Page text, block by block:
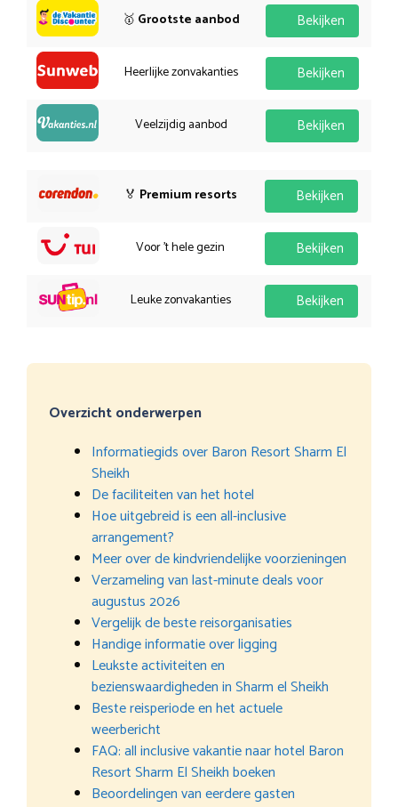
🥇 Grootste aanbod Bekijken
Heerlijke zonvakanties Bekijken
Veelzijdig aanbod Bekijken
🏅 Premium resorts Bekijken
Voor 't hele gezin Bekijken
Leuke zonvakanties Bekijken
Overzicht onderwerpen
Informatiegids over Baron Resort Sharm El
Sheikh
De faciliteiten van het hotel
Hoe uitgebreid is een all-inclusive
arrangement?
Meer over de kindvriendelijke voorzieningen
Verzameling van last-minute deals voor
augustus 2026
Vergelijk de beste reisorganisaties
Handige informatie over ligging
Leukste activiteiten en
bezienswaardigheden in Sharm el Sheikh
Beste reisperiode en het actuele
weerbericht
FAQ: all inclusive vakantie naar hotel Baron
Resort Sharm El Sheikh boeken
Beoordelingen van eerdere gasten